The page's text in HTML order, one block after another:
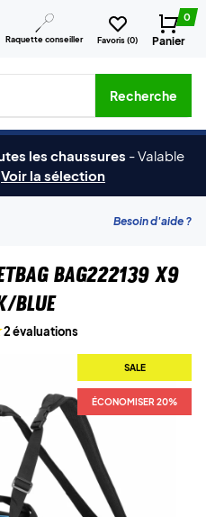
Raquette conseiller Favoris (0)
0
Panier
de marques, etc.
Recherche
les chaussures -Valable
Voir la sélection
Besoin d'aide ?
BAG222139 X9
Blue
2 évaluations
SALE
ÉCONOMISER 20%
SALE
ÉCONOMISER 20%